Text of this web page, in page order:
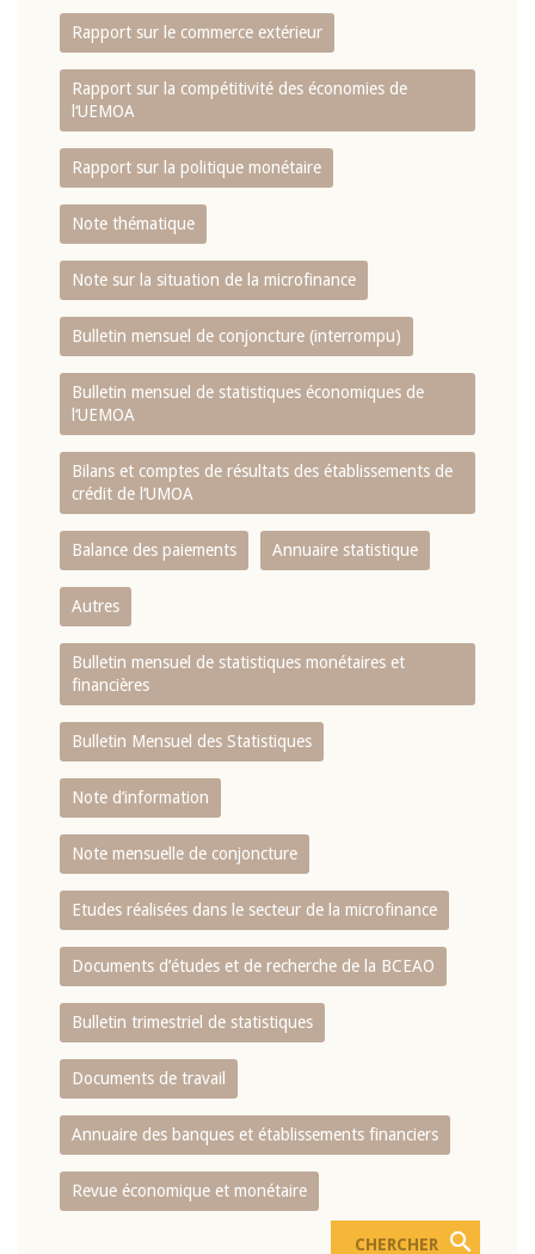
Rapport sur le commerce extérieur
Rapport sur la compétitivité des économies de
l‘UEMOA
Rapport sur la politique monétaire
Note thématique
Note sur la situation de la microfinance
Bulletin mensuel de conjoncture (interrompu)
Bulletin mensuel de statistiques économiques de
l‘UEMOA
Bilans et comptes de résultats des établissements de
crédit de l‘UMOA
Balance des paiements Annuaire statistique
Autres
Bulletin mensuel de statistiques monétaires et
financières
Bulletin Mensuel des Statistiques
Note d’information
Note mensuelle de conjoncture
Etudes réalisées dans le secteur de la microfinance
Documents d’études et de recherche de la BCEAO
Bulletin trimestriel de statistiques
Documents de travail
Annuaire des banques et établissements financiers
Revue économique et monétaire